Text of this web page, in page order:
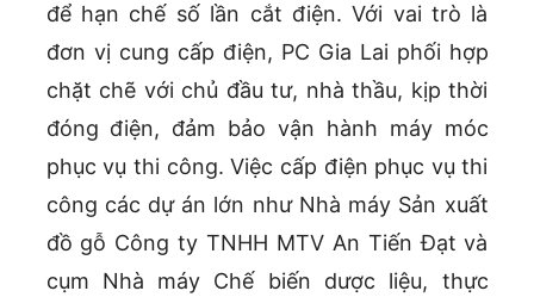
để hạn chế số lần cắt điện. Với vai trò là
đơn vị cung cấp điện, PC Gia Lai phối hợp
chặt chẽ với chủ đầu tư, nhà thầu, kịp thời
đóng điện, đảm bảo vận hành máy móc
phục vụ thi công. Việc cấp điện phục vụ thi
công các dự án lớn như Nhà máy Sản xuất
đồ gỗ Công ty TNHH MTV An Tiến Đạt và
cụm Nhà máy Chế biến dược liệu, thực